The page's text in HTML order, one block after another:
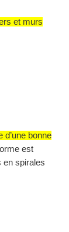
et murs
bonne
est
en spirales